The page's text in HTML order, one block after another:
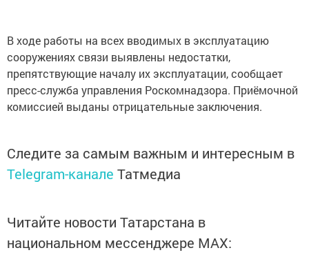
В ходе работы на всех вводимых в эксплуатацию
сооружениях связи выявлены недостатки,
препятствующие началу их эксплуатации, сообщает
пресс-служба управления Роскомнадзора. Приёмочной
комиссией выданы отрицательные заключения.
Следите за самым важным и интересным в
Telegram-канале Татмедиа
Читайте новости Татарстана в
национальном мессенджере MАХ: